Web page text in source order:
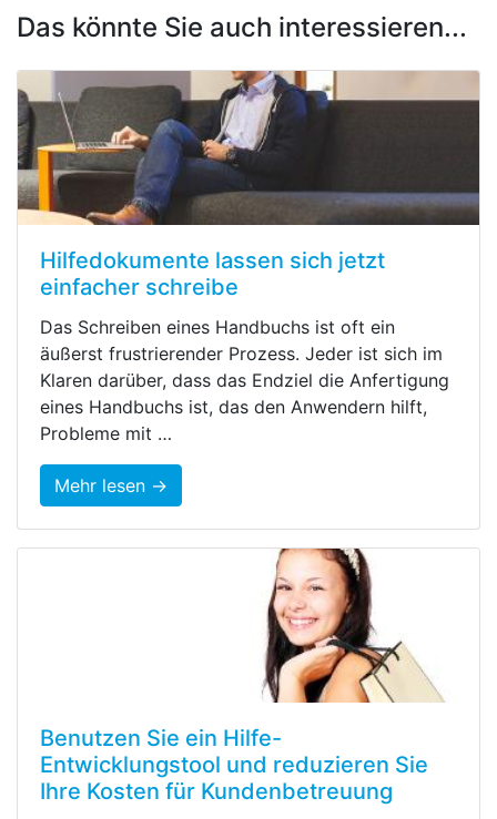
Das könnte Sie auch interessieren...
Hilfedokumente lassen sich jetzt
einfacher schreibe
Das Schreiben eines Handbuchs ist oft ein
äußerst frustrierender Prozess. Jeder ist sich im
Klaren darüber, dass das Endziel die Anfertigung
eines Handbuchs ist, das den Anwendern hilft,
Probleme mit …
Mehr lesen →
Benutzen Sie ein Hilfe-
Entwicklungstool und reduzieren Sie
Ihre Kosten für Kundenbetreuung